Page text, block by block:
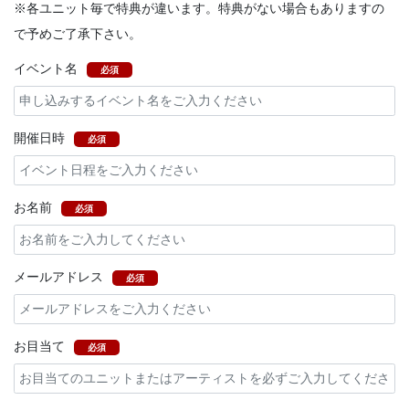
※各ユニット毎で特典が違います。特典がない場合もありますの
で予めご了承下さい。
イベント名 必須
開催日時 必須
お名前 必須
メールアドレス 必須
お目当て 必須